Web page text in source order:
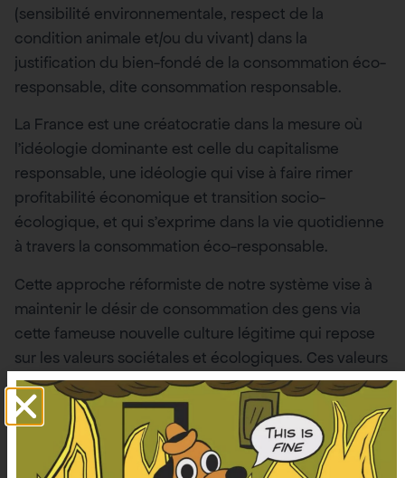
(sensibilité environnementale, respect de la
condition animale et/ou du vivant) dans la
justification du bien-fondé de la consommation éco-
responsable, dite consommation responsable.
La France est une créatocratie dans la mesure où
l’idéologie dominante est celle du capitalisme
responsable, une idéologie qui vise à faire rimer
profitabilité économique et transition socio-
écologique, et qui s’exprime dans la vie quotidienne
à travers la consommation éco-responsable.
Cette approche réformiste de notre système vise à
maintenir le désir de consommation des gens via
cette fameuse nouvelle culture légitime qui repose
sur les valeurs sociétales et écologiques. Ces valeurs
nous amènent à perdre pied avec le réel, car ce n’est
pas parce que l’on nous présente des objets, des
services ou des expériences qui valorisent certaines
valeurs créatocratiques, que leur valeur étendue est